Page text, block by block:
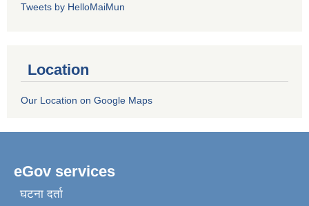
Tweets by HelloMaiMun
Location
Our Location on Google Maps
eGov services
घटना दर्ता